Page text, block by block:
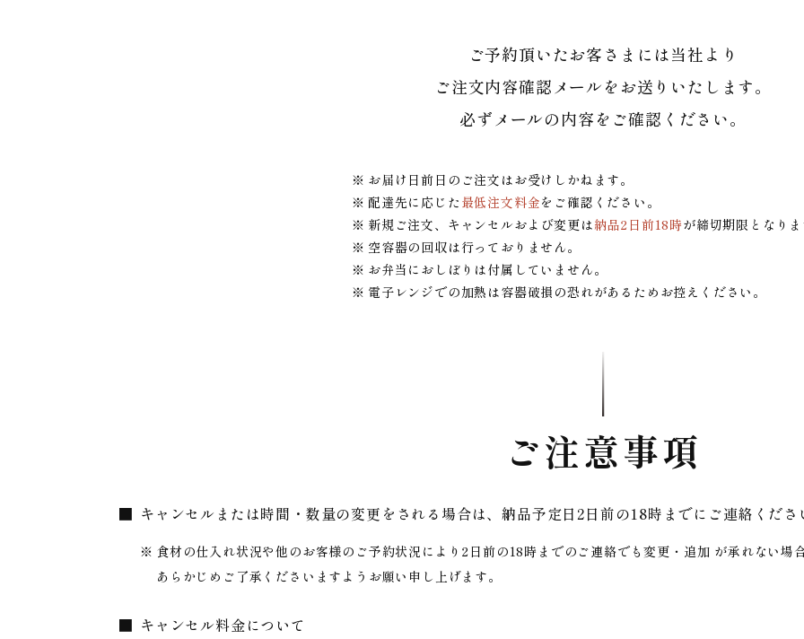
ご予約頂いたお客さまには当社より
ご注文内容確認メールをお送りいたします。
必ずメールの内容をご確認ください。
お届け日前日のご注文はお受けしかねます。
配達先に応じた 最低注文料金をご確認ください。
新規ご注文、キャンセルおよび変更は納品2日前18時が締切期限となり
空容器の回収は行っておりません。
お弁当におしぼりは付属していません。
電子レンジでの加熱は容器破損の恐れがあるためお控えください。
ご注意事項
キャンセルまたは時間・数量の変更をされる場合は、納品予定日2日前の18時までにご連絡くださ
食材の仕入れ状況や他のお客様のご予約状況により2日前の18時までのご連絡でも変更・追加 が承れない場
あらかじめご了承くださいますようお願い申し上げます。
キャンセル料金について